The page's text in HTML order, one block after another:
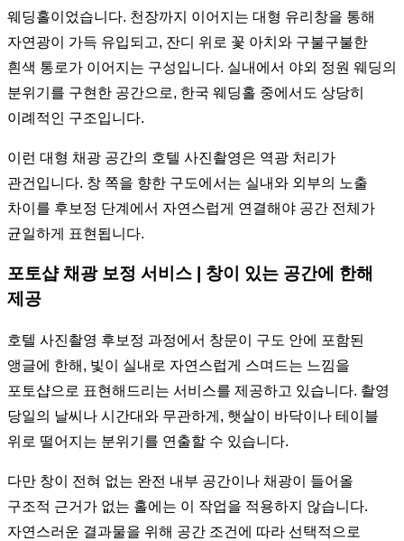
웨딩홀이었습니다. 천장까지 이어지는 대형 유리창을 통해
자연광이 가득 유입되고, 잔디 위로 꽃 아치와 구불구불한
흰색 통로가 이어지는 구성입니다. 실내에서 야외 정원 웨딩의
분위기를 구현한 공간으로, 한국 웨딩홀 중에서도 상당히
이례적인 구조입니다.
이런 대형 채광 공간의 호텔 사진촬영은 역광 처리가
관건입니다. 창 쪽을 향한 구도에서는 실내와 외부의 노출
차이를 후보정 단계에서 자연스럽게 연결해야 공간 전체가
균일하게 표현됩니다.
포토샵 채광 보정 서비스 | 창이 있는 공간에 한해
제공
호텔 사진촬영 후보정 과정에서 창문이 구도 안에 포함된
앵글에 한해, 빛이 실내로 자연스럽게 스며드는 느낌을
포토샵으로 표현해드리는 서비스를 제공하고 있습니다. 촬영
당일의 날씨나 시간대와 무관하게, 햇살이 바닥이나 테이블
위로 떨어지는 분위기를 연출할 수 있습니다.
다만 창이 전혀 없는 완전 내부 공간이나 채광이 들어올
구조적 근거가 없는 홀에는 이 작업을 적용하지 않습니다.
자연스러운 결과물을 위해 공간 조건에 따라 선택적으로